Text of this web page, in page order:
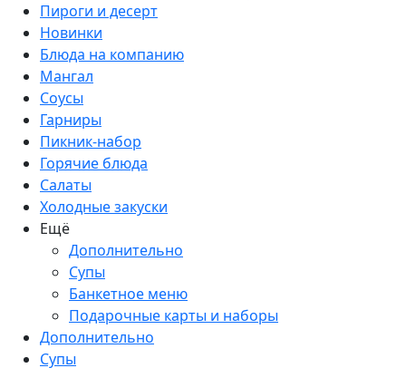
Пироги и десерт
Новинки
Блюда на компанию
Мангал
Соусы
Гарниры
Пикник-набор
Горячие блюда
Салаты
Холодные закуски
Ещё
Дополнительно
Супы
Банкетное меню
Подарочные карты и наборы
Дополнительно
Супы